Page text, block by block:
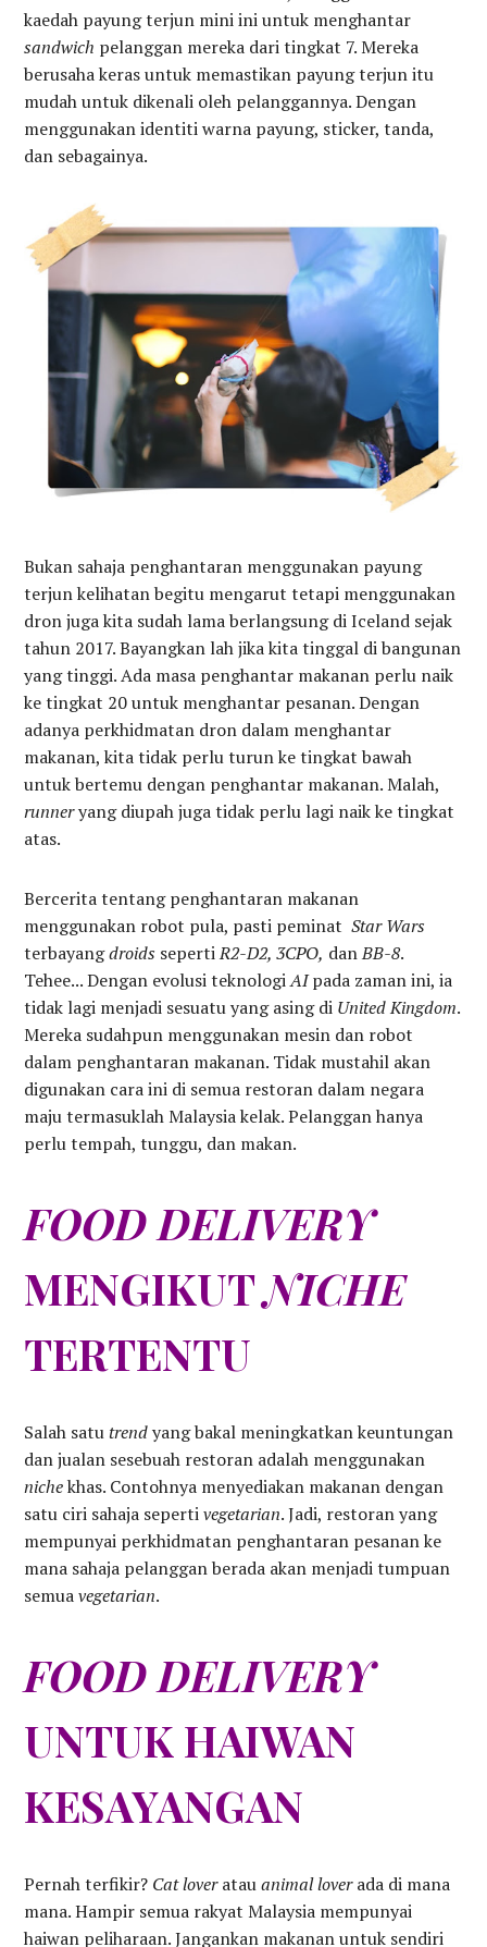
kaedah payung terjun mini ini untuk menghantar
sandwich pelanggan mereka dari tingkat 7. Mereka
berusaha keras untuk memastikan payung terjun itu
mudah untuk dikenali oleh pelanggannya. Dengan
menggunakan identiti warna payung, sticker, tanda,
dan sebagainya.
Bukan sahaja penghantaran menggunakan payung
terjun kelihatan begitu mengarut tetapi menggunakan
dron juga kita sudah lama berlangsung di Iceland sejak
tahun 2017. Bayangkan lah jika kita tinggal di bangunan
yang tinggi. Ada masa penghantar makanan perlu naik
ke tingkat 20 untuk menghantar pesanan. Dengan
adanya perkhidmatan dron dalam menghantar
makanan, kita tidak perlu turun ke tingkat bawah
untuk bertemu dengan penghantar makanan. Malah,
runneryang diupah juga tidak perlu lagi naik ke tingkat
atas.
Bercerita tentang penghantaran makanan
menggunakan robot pula, pasti peminatStar Wars
terbayangdroids sepertiR2-D2, 3CPO, danBB-8.
Tehee... Dengan evolusi teknologiAIpada zaman ini, ia
tidak lagi menjadi sesuatu yang asing di United Kingdom.
Mereka sudahpun menggunakan mesin dan robot
dalam penghantaran makanan. Tidak mustahil akan
digunakan cara ini di semua restoran dalam negara
maju termasuklah Malaysia kelak. Pelanggan hanya
perlu tempah, tunggu, dan makan.
FOOD DELIVERY
MENGIKUTNICHE
TERTENTU
Salah satutrendyang bakal meningkatkan keuntungan
dan jualan sesebuah restoran adalah menggunakan
nichekhas. Contohnya menyediakan makanan dengan
satu ciri sahaja sepertivegetarian. Jadi, restoran yang
mempunyai perkhidmatan penghantaran pesanan ke
mana sahaja pelanggan berada akan menjadi tumpuan
semuavegetarian.
FOOD DELIVERY
UNTUK HAIWAN
KESAYANGAN
Pernah terfikir? Cat loveratauanimal loverada di mana
mana. Hampir semua rakyat Malaysia mempunyai
haiwan peliharaan. Jangankan makanan untuk sendiri